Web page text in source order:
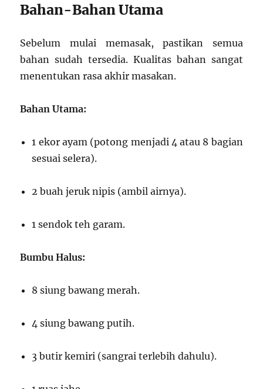
Bahan-Bahan Utama
Sebelum mulai memasak, pastikan semua
bahan sudah tersedia. Kualitas bahan sangat
menentukan rasa akhir masakan.
Bahan Utama:
1 ekor ayam (potong menjadi 4 atau 8 bagian
sesuai selera).
2 buah jeruk nipis (ambil airnya).
1 sendok teh garam.
Bumbu Halus:
8 siung bawang merah.
4 siung bawang putih.
3 butir kemiri (sangrai terlebih dahulu).